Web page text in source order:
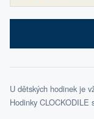
U dětských hodinek je
Hodinky